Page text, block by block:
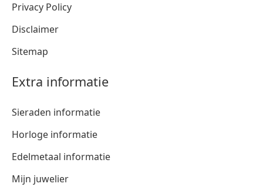
Privacy Policy
Disclaimer
Sitemap
Extra informatie
Sieraden informatie
Horloge informatie
Edelmetaal informatie
Mijn juwelier